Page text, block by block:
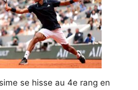
se hisse au 4e rang en